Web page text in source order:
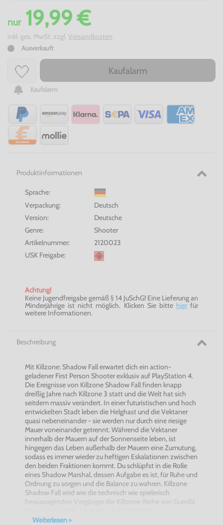
nur19,99 €
inkl. ges. MwSt. zzgl. Versandkosten
Ausverkauft
Kaufalarm
Kaufalarm
Produktinformationen
Sprache:
Verpackung:
Deutsch
Version:
Deutsche
Genre:
Shooter
Artikelnummer:
2120023
USK Freigabe:
Achtung!
Keine Jugendfreigabe gemäß § 14 JuSchG! Eine Lieferung an
Minderjährige ist nicht möglich. Klicken Sie bitte hierfür
weitere Informationen.
Beschreibung
Mit Killzone: Shadow Fall erwartet dich ein action-
geladener First Person Shooter exklusiv auf PlayStation 4.
Die Ereignisse von Killzone Shadow Fall finden knapp
dreißig Jahre nach Killzone 3 statt und die Welt hat sich
seitdem massiv verändert. In einer futuristischen und hoch
entwickelten Stadt leben die Helghast und die Vektaner
quasi nebeneinander - sie werden nur durch eine riesige
Mauer voneinander getrennt. Während die Vektaner
innerhalb der Mauern auf der Sonnenseite leben, ist
hingegen das Leben außerhalb der Mauern eine Zumutung,
sodass es immer wieder zu heftigen Eskalationen zwischen
den beiden Fraktionen kommt. Du schlüpfst in die Rolle
eines Shadow Marshal, dessen Aufgabe es ist, für Ruhe und
Ordnung zu sorgen und die Balance zu wahren. Killzone
Shadow Fall wird wie die technisch wie spielerisch
herausragenden Vorgänger der Killzone-Reihe von Guerilla
herauszufinden!
Weiterlesen >